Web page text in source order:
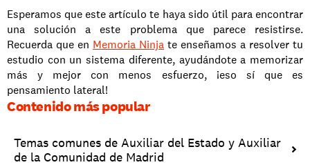
Esperamos que este artículo te haya sido útil para encontrar
una solución a este problema que parece resistirse.
Recuerda que en Memoria Ninja te enseñamos a resolver tu
estudio con un sistema diferente, ayudándote a memorizar
más y mejor con menos esfuerzo, ¡eso sí que es
pensamiento lateral!
Contenido más popular
Temas comunes de Auxiliar del Estado y Auxiliar
de la Comunidad de Madrid